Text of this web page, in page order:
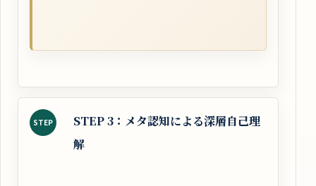
STEP
STEP 3：メタ認知による深層自己理
解